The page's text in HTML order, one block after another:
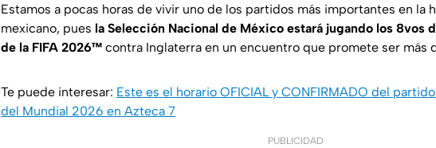
Estamos a pocas horas de vivir uno de los partidos más importantes en la
mexicano, pues la Selección Nacional de México estará jugando los 8vos
de la FIFA 2026™ contra Inglaterra en un encuentro que promete ser más
Te puede interesar: Este es el horario OFICIAL y CONFIRMADO del
del Mundial 2026 en Azteca 7
PUBLICIDAD